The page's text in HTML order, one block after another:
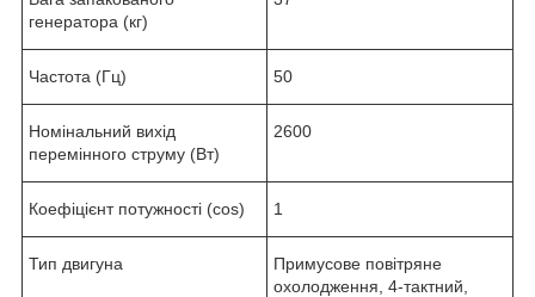
генератора (кг)
Частота (Гц) 50
Номінальний вихід
перемінного струму (Вт)
2600
Коефіцієнт потужності (cos) 1
Тип двигуна
Примусове повітряне
охолодження, 4-тактний,